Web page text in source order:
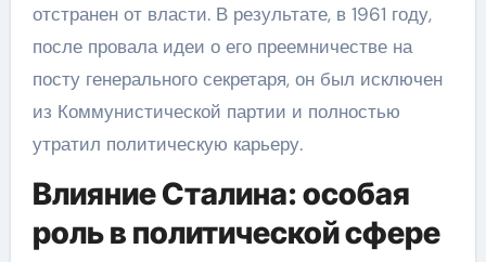
отстранен от власти. В результате, в 1961 году,
после провала идеи о его преемничестве на
посту генерального секретаря, он был исключен
из Коммунистической партии и полностью
утратил политическую карьеру.
Влияние Сталина: особая
роль в политической сфере